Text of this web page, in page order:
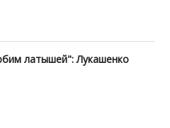
латышей": Лукашенко